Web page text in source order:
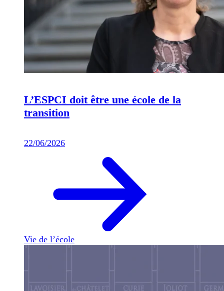
L’ESPCI doit être une école de la
transition
22/06/2026
Vie de l’école